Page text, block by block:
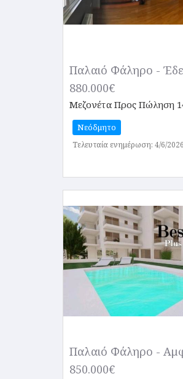
Παλαιό Φάληρο -
880.000€
Μεζονέτα Προς Πώληση
Νεόδμητο
Τελευταία ενημέρωση: 4/6/2026
Παλαιό Φάληρο -
850.000€